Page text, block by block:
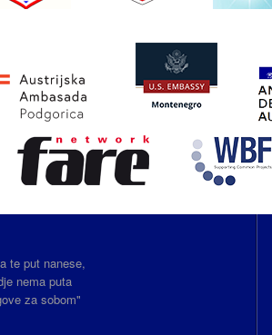
te put nanese,
nema puta
za sobom"